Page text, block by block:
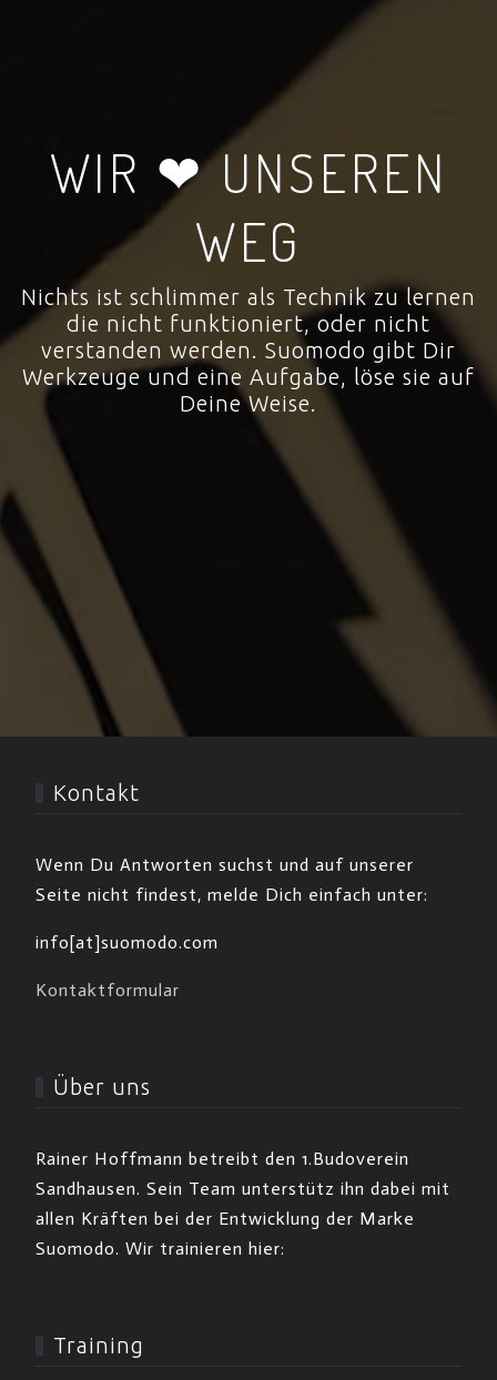
WIR ❤ UNSEREN
WEG
Nichts ist schlimmer als Technik zu lernen
die nicht funktioniert, oder nicht
verstanden werden. Suomodo gibt Dir
Werkzeuge und eine Aufgabe, löse sie auf
Deine Weise.
Kontakt
Wenn Du Antworten suchst und auf unserer
Seite nicht findest, melde Dich einfach unter:
info[at]suomodo.com
Kontaktformular
Über uns
Rainer Hoffmann betreibt den 1.Budoverein
Sandhausen. Sein Team unterstütz ihn dabei mit
allen Kräften bei der Entwicklung der Marke
Suomodo. Wir trainieren hier:
Training